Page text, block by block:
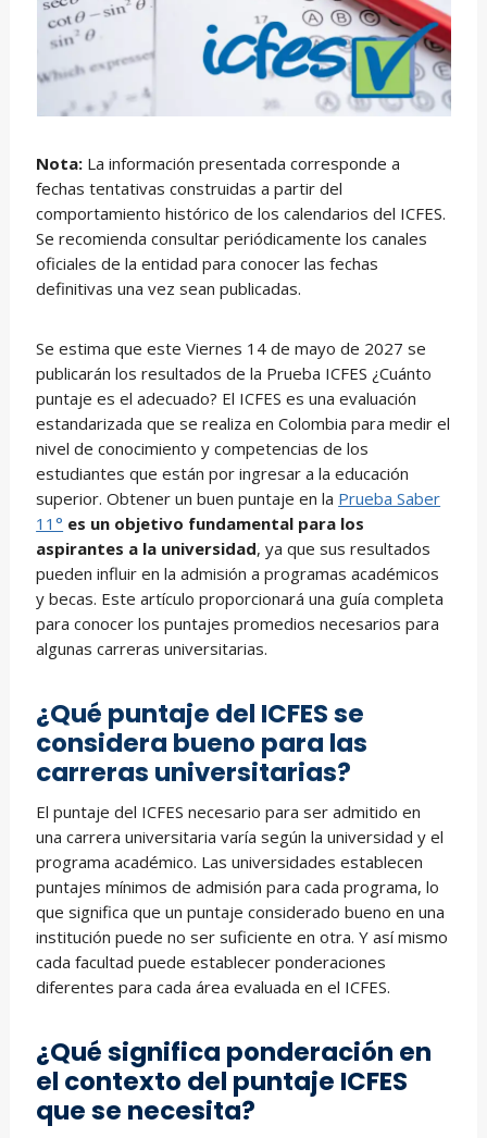
Nota: La información presentada corresponde a
fechas tentativas construidas a partir del
comportamiento histórico de los calendarios del ICFES.
Se recomienda consultar periódicamente los canales
oficiales de la entidad para conocer las fechas
definitivas una vez sean publicadas.
Se estima que este Viernes 14 de mayo de 2027 se
publicarán los resultados de la Prueba ICFES ¿Cuánto
puntaje es el adecuado? El ICFES es una evaluación
estandarizada que se realiza en Colombia para medir el
nivel de conocimiento y competencias de los
estudiantes que están por ingresar a la educación
superior. Obtener un buen puntaje en la Prueba Saber
11° es un objetivo fundamental para los
aspirantes a la universidad, ya que sus resultados
pueden influir en la admisión a programas académicos
y becas. Este artículo proporcionará una guía completa
para conocer los puntajes promedios necesarios para
algunas carreras universitarias.
¿Qué puntaje del ICFES se
considera bueno para las
carreras universitarias?
El puntaje del ICFES necesario para ser admitido en
una carrera universitaria varía según la universidad y el
programa académico. Las universidades establecen
puntajes mínimos de admisión para cada programa, lo
que significa que un puntaje considerado bueno en una
institución puede no ser suficiente en otra. Y así mismo
cada facultad puede establecer ponderaciones
diferentes para cada área evaluada en el ICFES.
¿Qué significa ponderación en
el contexto del puntaje ICFES
que se necesita?